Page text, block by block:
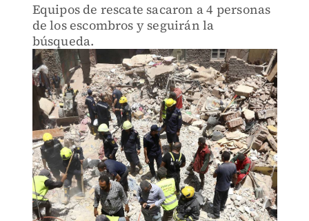
Equipos de rescate sacaron a 4 personas
de los escombros y seguirán la
búsqueda.